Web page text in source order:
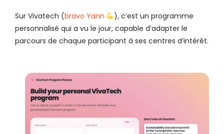
Sur Vivatech (bravo Yann
), c’est un programme
personnalisé qui a vu le jour, capable d’adapter le
parcours de chaque participant à ses centres d’intérêt.